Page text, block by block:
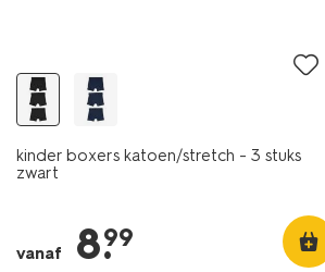
kinder boxers katoen/stretch - 3 stuks
zwart
vanaf 8.
99